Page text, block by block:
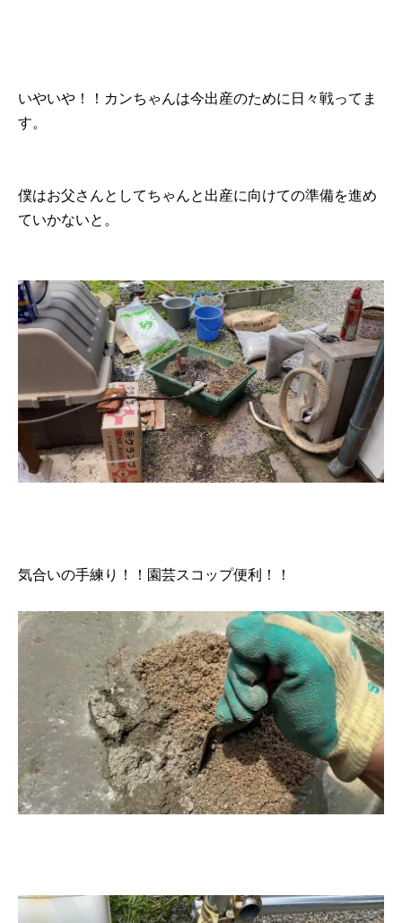
いやいや！！カンちゃんは今出産のために日々戦ってま
す。
僕はお父さんとしてちゃんと出産に向けての準備を進め
ていかないと。
気合いの手練り！！園芸スコップ便利！！